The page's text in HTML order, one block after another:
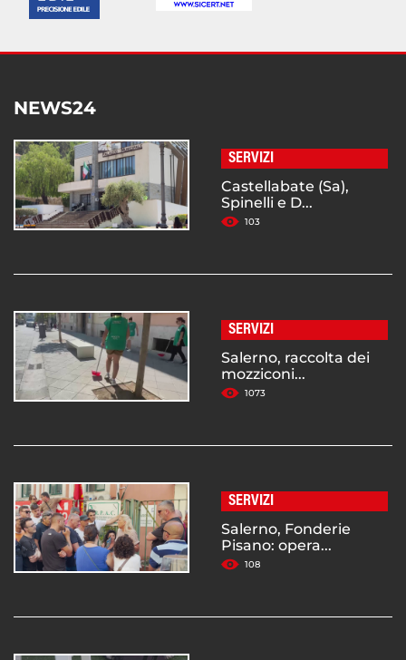
NEWS24
SERVIZI
Castellabate (Sa),
Spinelli e D...
103
SERVIZI
Salerno, raccolta dei
mozziconi...
1073
SERVIZI
Salerno, Fonderie
Pisano: opera...
108